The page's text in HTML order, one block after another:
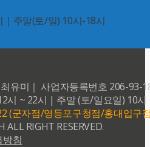
주말(토/일) 10시-18시
유미｜ 사업자등록번호 206-93-
시 ~ 22시 | 주말 (토/일요일) 10시
(군자점/영등포구청점/홍대입구
RIGHT RESERVED.
방침